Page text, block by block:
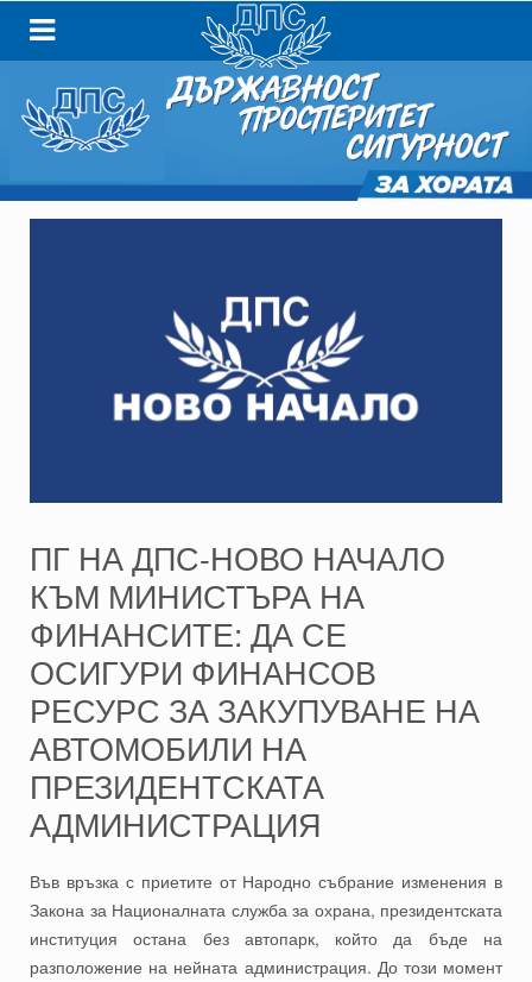
ПГ НА ДПС-НОВО НАЧАЛО
КЪМ МИНИСТЪРА НА
ФИНАНСИТЕ: ДА СЕ
ОСИГУРИ ФИНАНСОВ
РЕСУРС ЗА ЗАКУПУВАНЕ НА
АВТОМОБИЛИ НА
ПРЕЗИДЕНТСКАТА
АДМИНИСТРАЦИЯ
Във връзка с приетите от Народно събрание изменения в
Закона за Националната служба за охрана, президентската
институция остана без автопарк, който да бъде на
разположение на нейната администрация. До този момент